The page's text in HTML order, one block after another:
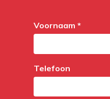
Voornaam *
Telefoon